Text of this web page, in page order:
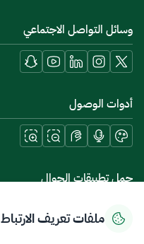
وسائل التواصل الاجتماعي
أدوات الوصول
حمل تطبيقات الجوال
ملفات تعريف الارتباط